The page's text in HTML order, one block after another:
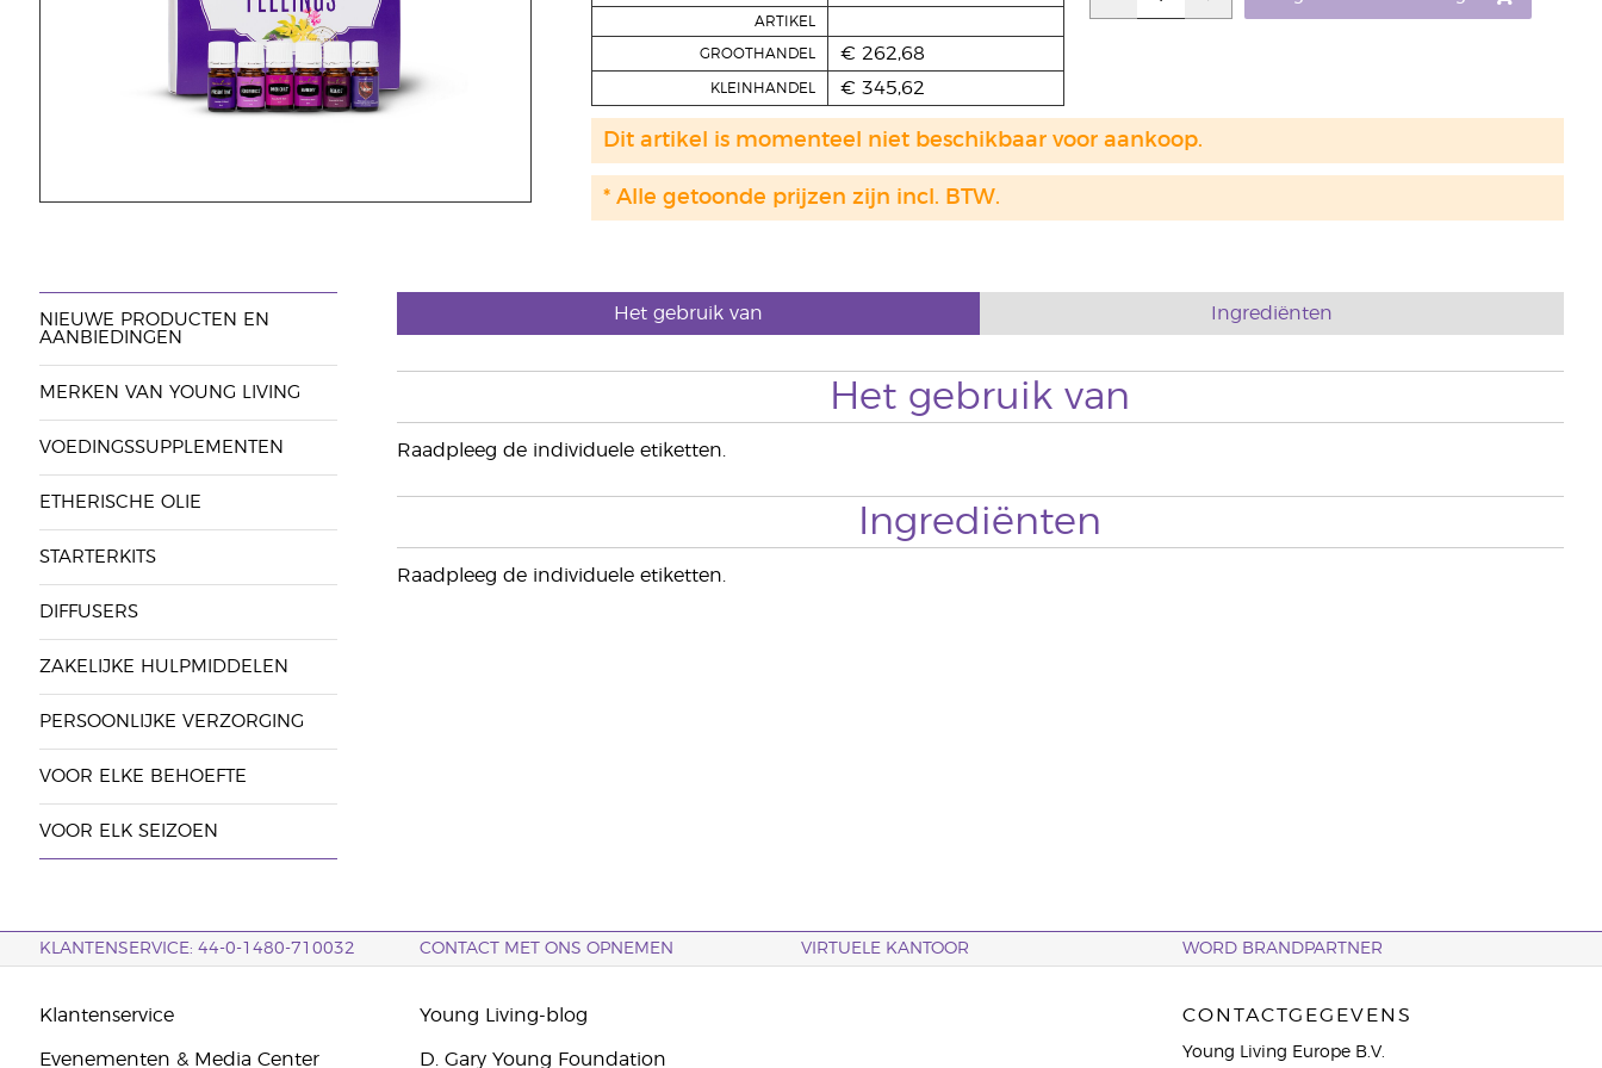
ARTIKEL
GROOTHANDEL € 262,68
KLEINHANDEL € 345,62
Dit artikel is momenteel niet beschikbaar voor aankoop.
* Alle getoonde prijzen zijn incl. BTW.
NIEUWE PRODUCTEN EN
AANBIEDINGEN
MERKEN VAN YOUNG LIVING
VOEDINGSSUPPLEMENTEN
ETHERISCHE OLIE
STARTERKITS
DIFFUSERS
ZAKELIJKE HULPMIDDELEN
PERSOONLIJKE VERZORGING
VOOR ELKE BEHOEFTE
VOOR ELK SEIZOEN
Het gebruik van Ingrediënten
Het gebruik van
Raadpleeg de individuele etiketten.
Ingrediënten
Raadpleeg de individuele etiketten.
KLANTENSERVICE: 44-0-1480-710032 CONTACT MET ONS OPNEMEN VIRTUELE KANTOOR WORD BRANDPARTNER
Klantenservice
Evenementen & Media Center
Young Living-blog
D. Gary Young Foundation
CONTACTGEGEVENS
Young Living Europe B.V.